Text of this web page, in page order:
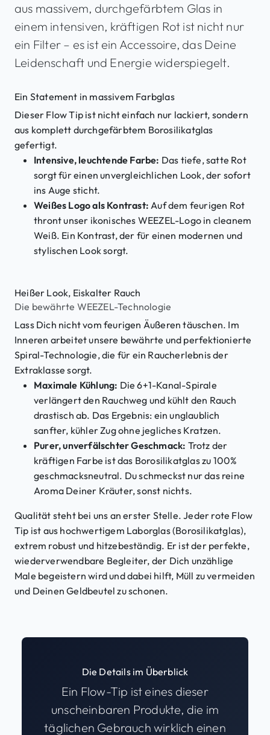
aus massivem, durchgefärbtem Glas in
einem intensiven, kräftigen Rot ist nicht nur
ein Filter – es ist ein Accessoire, das Deine
Leidenschaft und Energie widerspiegelt.
Ein Statement in massivem Farbglas
Dieser Flow Tip ist nicht einfach nur lackiert, sondern
aus komplett durchgefärbtem Borosilikatglas
gefertigt.
Intensive, leuchtende Farbe: Das tiefe, satte Rot
sorgt für einen unvergleichlichen Look, der sofort
ins Auge sticht.
Weißes Logo als Kontrast: Auf dem feurigen Rot
thront unser ikonisches WEEZEL-Logo in cleanem
Weiß. Ein Kontrast, der für einen modernen und
stylischen Look sorgt.
Heißer Look, Eiskalter Rauch
Die bewährte WEEZEL-Technologie
Lass Dich nicht vom feurigen Äußeren täuschen. Im
Inneren arbeitet unsere bewährte und perfektionierte
Spiral-Technologie, die für ein Raucherlebnis der
Extraklasse sorgt.
Maximale Kühlung: Die 6+1-Kanal-Spirale
verlängert den Rauchweg und kühlt den Rauch
drastisch ab. Das Ergebnis: ein unglaublich
sanfter, kühler Zug ohne jegliches Kratzen.
Purer, unverfälschter Geschmack: Trotz der
kräftigen Farbe ist das Borosilikatglas zu 100%
geschmacksneutral. Du schmeckst nur das reine
Aroma Deiner Kräuter, sonst nichts.
Qualität steht bei uns an erster Stelle. Jeder rote Flow
Tip ist aus hochwertigem Laborglas (Borosilikatglas),
extrem robust und hitzebeständig. Er ist der perfekte,
wiederverwendbare Begleiter, der Dich unzählige
Male begeistern wird und dabei hilft, Müll zu vermeiden
und Deinen Geldbeutel zu schonen.
Die Details im Überblick
Ein Flow-Tip ist eines dieser
unscheinbaren Produkte, die im
täglichen Gebrauch wirklich einen